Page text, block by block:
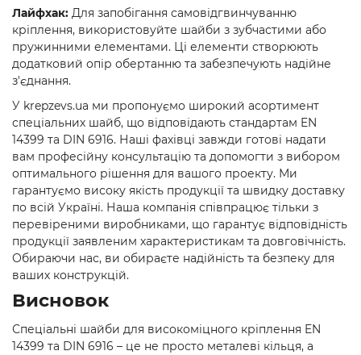
Лайфхак: Для запобігання самовідгвинчуванню
кріплення, використовуйте шайби з зубчастими або
пружинними елементами. Ці елементи створюють
додатковий опір обертанню та забезпечують надійне
з'єднання.
У krepzevs.ua ми пропонуємо широкий асортимент
спеціальних шайб, що відповідають стандартам EN
14399 та DIN 6916. Наші фахівці завжди готові надати
вам професійну консультацію та допомогти з вибором
оптимального рішення для вашого проекту. Ми
гарантуємо високу якість продукції та швидку доставку
по всій Україні. Наша компанія співпрацює тільки з
перевіреними виробниками, що гарантує відповідність
продукції заявленим характеристикам та довговічність.
Обираючи нас, ви обираєте надійність та безпеку для
ваших конструкцій.
Висновок
Спеціальні шайби для високоміцного кріплення EN
14399 та DIN 6916 – це не просто металеві кільця, а